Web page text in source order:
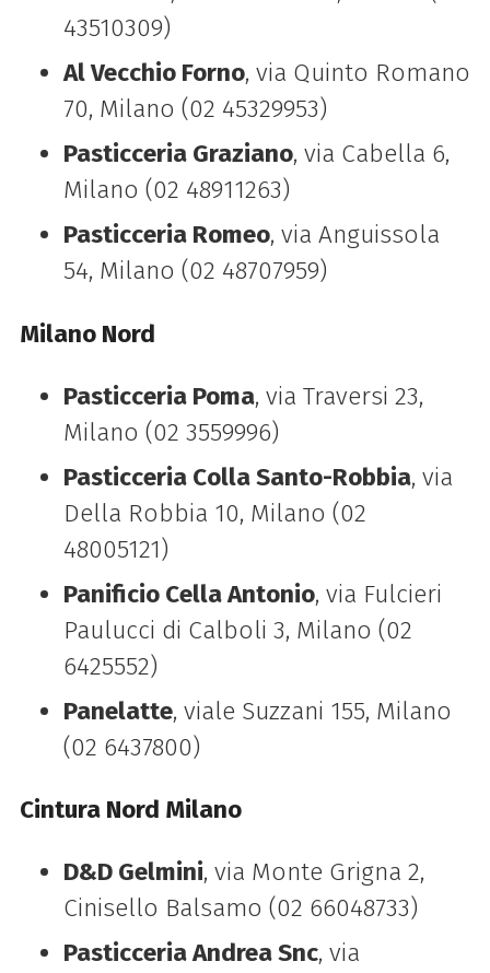
43510309)
Al Vecchio Forno, via Quinto Romano
70, Milano (02 45329953)
Pasticceria Graziano, via Cabella 6,
Milano (02 48911263)
Pasticceria Romeo, via Anguissola
54, Milano (02 48707959)
Milano Nord
Pasticceria Poma, via Traversi 23,
Milano (02 3559996)
Pasticceria Colla Santo-Robbia, via
Della Robbia 10, Milano (02
48005121)
Panificio Cella Antonio, via Fulcieri
Paulucci di Calboli 3, Milano (02
6425552)
Panelatte, viale Suzzani 155, Milano
(02 6437800)
Cintura Nord Milano
D&D Gelmini, via Monte Grigna 2,
Cinisello Balsamo (02 66048733)
Pasticceria Andrea Snc, via